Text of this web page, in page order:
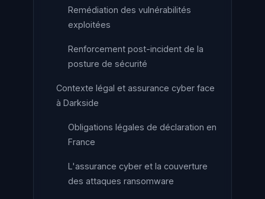
Remédiation des vulnérabilités
exploitées
Renforcement post-incident de la
posture de sécurité
Contexte légal et assurance cyber face
à Darkside
Obligations légales de déclaration en
France
L'assurance cyber et la couverture
des attaques ransomware